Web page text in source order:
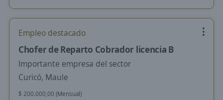
Empleo destacado
Chofer de Reparto Cobrador licencia B
Importante empresa del sector
Curicó, Maule
$ 200.000,00 (Mensual)